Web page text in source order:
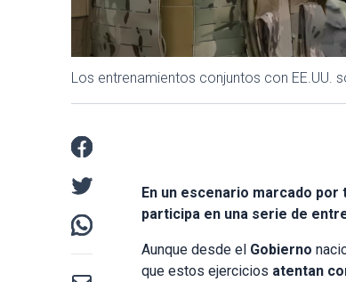
Los entrenamientos conjuntos con EE.UU.
En un escenario marcado
participa en una serie de
Aunque desde el Gobierno
que estos ejercicios atentan